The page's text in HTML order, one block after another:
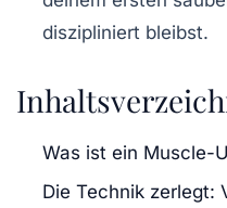
diszipliniert bleibst.
Was ist ein Muscle-
Die Technik zerlegt: